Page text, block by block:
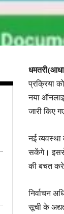
प्रक्रिया
नया
जारी किए
नई
सकेंगे। इससे
की बचत
निर्वाचन
सूची के